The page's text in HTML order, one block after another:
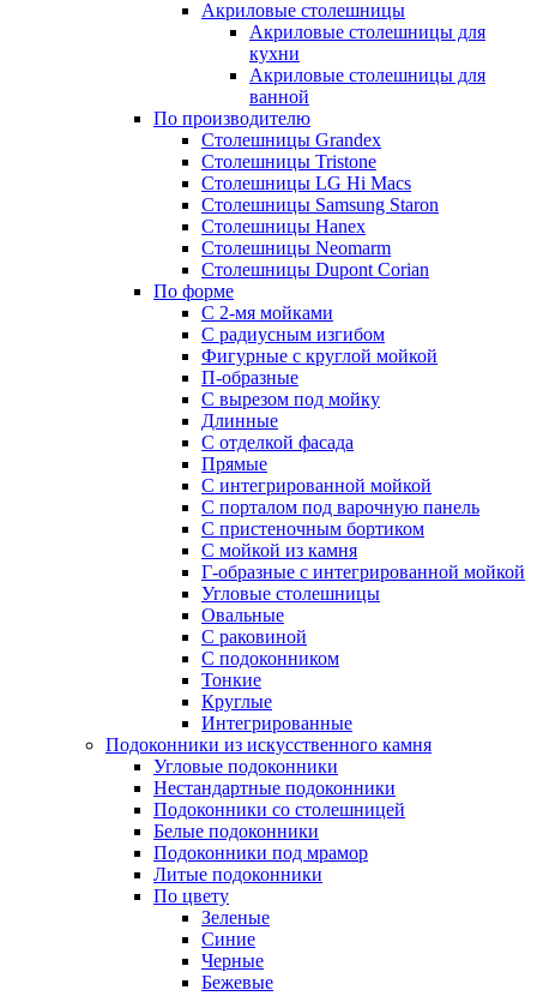
Акриловые столешницы
Акриловые столешницы для
кухни
Акриловые столешницы для
ванной
По производителю
Столешницы Grandex
Столешницы Tristone
Столешницы LG Hi Macs
Столешницы Samsung Staron
Столешницы Hanex
Столешницы Neomarm
Столешницы Dupont Corian
По форме
С 2-мя мойками
С радиусным изгибом
Фигурные с круглой мойкой
П-образные
С вырезом под мойку
Длинные
С отделкой фасада
Прямые
С интегрированной мойкой
С порталом под варочную панель
С пристеночным бортиком
С мойкой из камня
Г-образные с интегрированной мойкой
Угловые столешницы
Овальные
C раковиной
C подоконником
Тонкие
Круглые
Интегрированные
Подоконники из искусственного камня
Угловые подоконники
Нестандартные подоконники
Подоконники со столешницей
Белые подоконники
Подоконники под мрамор
Литые подоконники
По цвету
Зеленые
Синие
Черные
Бежевые